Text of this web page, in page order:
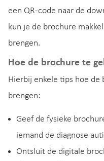
een QR-code naar de
kun je de brochure
brengen.
Hoe de brochure te
Hierbij enkele tips hoe de
brengen:
Geef de fysieke
iemand de diagnose
Ontsluit de digitale